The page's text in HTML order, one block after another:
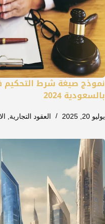
نموذج صيغة شرط التحكيم
بالسعودية 2024
يوليو 20, 2025 العقود التجارية